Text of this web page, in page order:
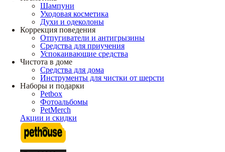
Шампуни
Уходовая косметика
Духи и одеколоны
Коррекция поведения
Отпугиватели и антигрызины
Средства для приучения
Успокаивающие средства
Чистота в доме
Средства для дома
Инструменты для чистки от шерсти
Наборы и подарки
Petbox
Фотоальбомы
PetMerch
Акции и скидки